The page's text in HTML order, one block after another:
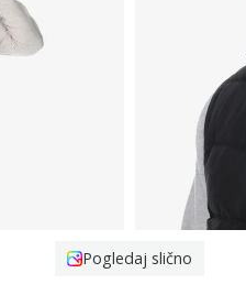
Pogledaj slično